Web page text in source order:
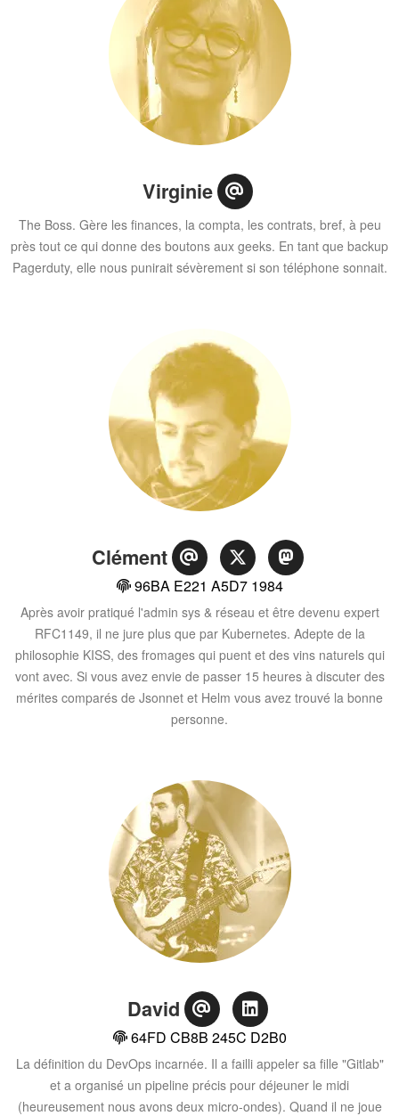
Virginie
The Boss. Gère les finances, la compta, les contrats, bref, à peu
près tout ce qui donne des boutons aux geeks. En tant que backup
Pagerduty, elle nous punirait sévèrement si son téléphone sonnait.
Clément
96BA E221 A5D7 1984
Après avoir pratiqué l'admin sys & réseau et être devenu expert
RFC1149, il ne jure plus que par Kubernetes. Adepte de la
philosophie KISS, des fromages qui puent et des vins naturels qui
vont avec. Si vous avez envie de passer 15 heures à discuter des
mérites comparés de Jsonnet et Helm vous avez trouvé la bonne
personne.
David
64FD CB8B 245C D2B0
La définition du DevOps incarnée. Il a failli appeler sa fille "Gitlab"
et a organisé un pipeline précis pour déjeuner le midi
(heureusement nous avons deux micro-ondes). Quand il ne joue